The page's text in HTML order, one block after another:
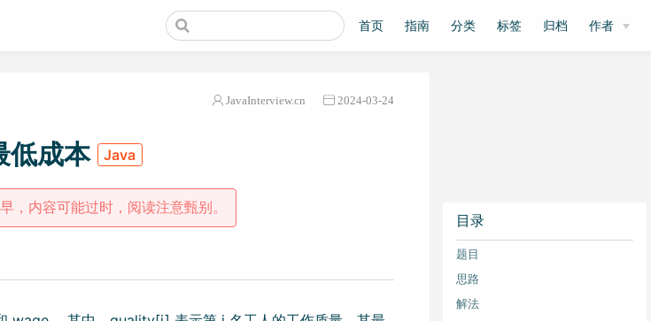
首页 指南 分类 标签 归档 作者
JavaInterview.cn 2024-03-24
目录
题目
思路
解法
低成本 Java
，内容可能过时，阅读注意甄别。